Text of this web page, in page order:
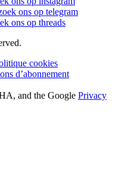
ons op telegram
ons op threads
cookies
d’abonnement
and the Google Privacy